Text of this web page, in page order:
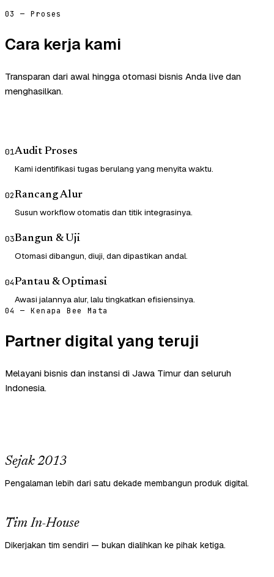
03 — Proses
Cara kerja kami
Transparan dari awal hingga otomasi bisnis Anda live dan
menghasilkan.
01Audit Proses
Kami identifikasi tugas berulang yang menyita waktu.
02Rancang Alur
Susun workflow otomatis dan titik integrasinya.
03Bangun & Uji
Otomasi dibangun, diuji, dan dipastikan andal.
04Pantau & Optimasi
Awasi jalannya alur, lalu tingkatkan efisiensinya.
04 — Kenapa Bee Mata
Partner digital yang teruji
Melayani bisnis dan instansi di Jawa Timur dan seluruh
Indonesia.
Sejak 2013
Pengalaman lebih dari satu dekade membangun produk digital.
Tim In-House
Dikerjakan tim sendiri — bukan dialihkan ke pihak ketiga.